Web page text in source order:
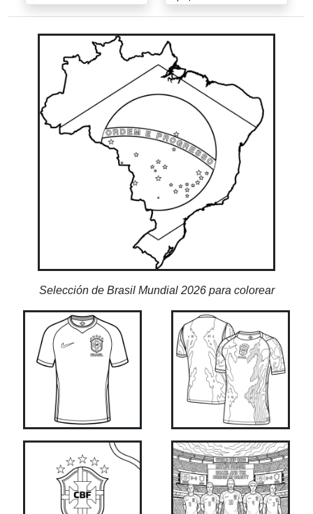
Selección de Brasil Mundial 2026 para colorear